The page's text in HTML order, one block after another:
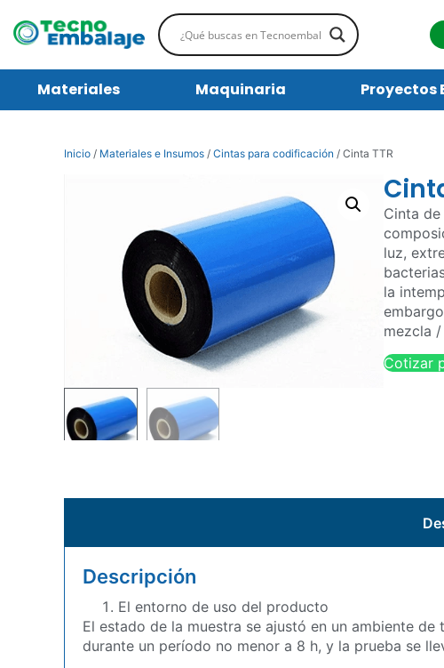
Materiales Maquinaria Proyectos
Inicio / Materiales e Insumos / Cintas para codificación / Cinta TTR
Cinta
luz,
la
mezcla /
Cotizar
Descripción
El entorno de uso del producto
El estado de la muestra se ajustó en un ambiente
durante un período no menor a 8 h, y la prueba se